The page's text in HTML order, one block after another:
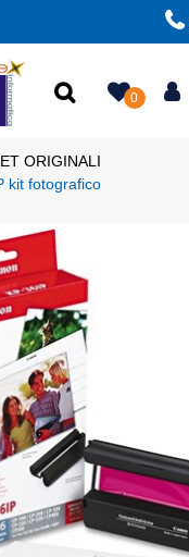
0
ORIGINALI
kit fotografico